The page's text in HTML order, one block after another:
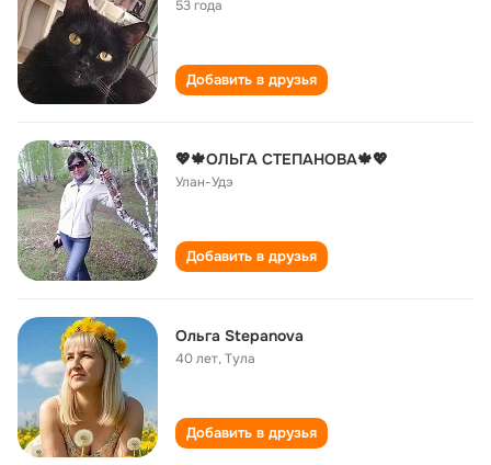
53 года
Добавить в друзья
💖🍁ОЛЬГА СТЕПАНОВА🍁💖
Улан-Удэ
Добавить в друзья
Ольга Stepanova
40 лет,Тула
Добавить в друзья